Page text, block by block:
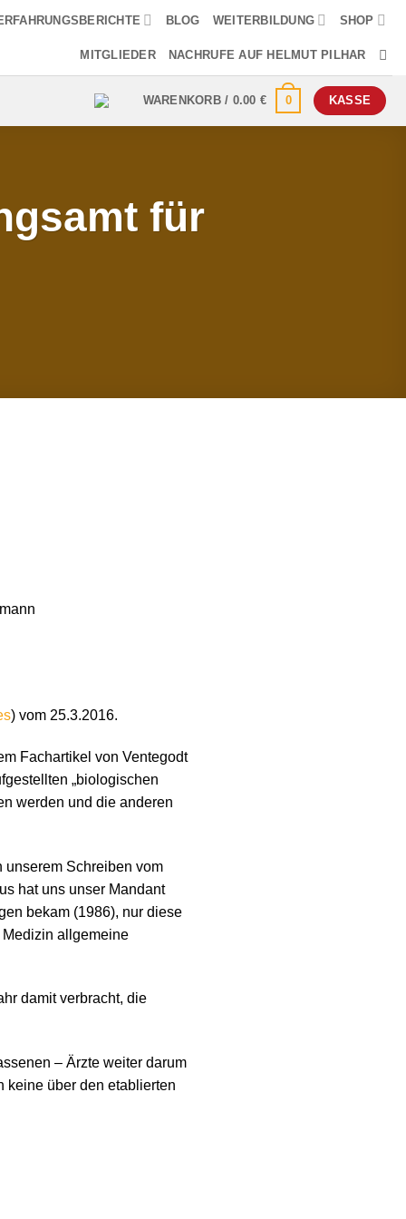
BLOG WEITERBILDUNG SHOP
MITGLIEDER NACHRUFE AUF HELMUT PILHAR
WARENKORB / 0.00 € 0 KASSE
für
) vom 25.3.2016.
Fachartikel von Ventegodt
„biologischen
werden und die anderen
unserem Schreiben vom
hat uns unser Mandant
bekam (1986), nur diese
Medizin allgemeine
damit verbracht, die
– Ärzte weiter darum
keine über den etablierten